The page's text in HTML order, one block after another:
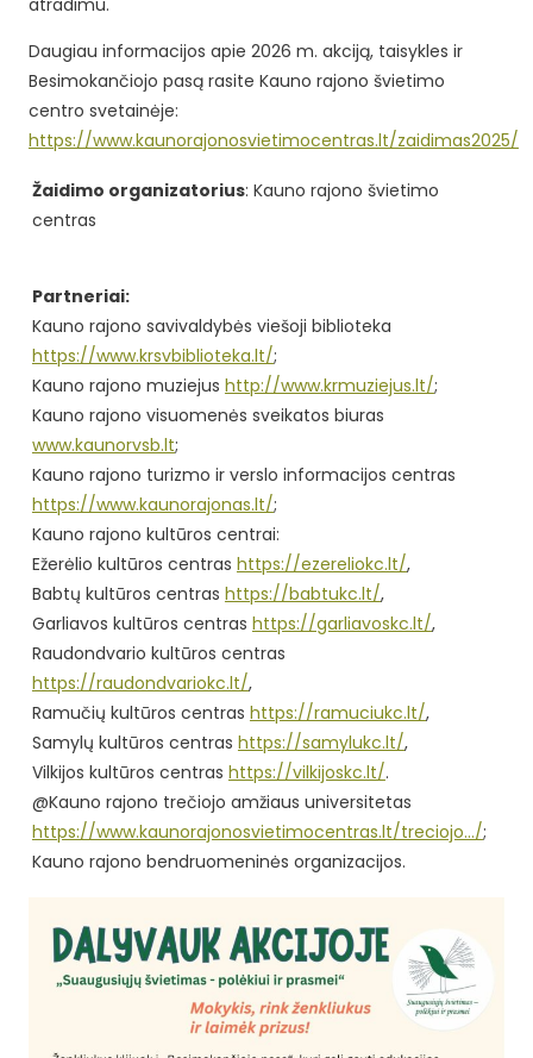
atradimu.
Daugiau informacijos apie 2026 m. akciją, taisykles ir
Besimokančiojo pasą rasite Kauno rajono švietimo
centro svetainėje:
https://www.kaunorajonosvietimocentras.lt/zaidimas2025/
Žaidimo organizatorius: Kauno rajono švietimo
centras
Partneriai:
Kauno rajono savivaldybės viešoji biblioteka
https://www.krsvbiblioteka.lt/;
Kauno rajono muziejus http://www.krmuziejus.lt/;
Kauno rajono visuomenės sveikatos biuras
www.kaunorvsb.lt;
Kauno rajono turizmo ir verslo informacijos centras
https://www.kaunorajonas.lt/;
Kauno rajono kultūros centrai:
Ežerėlio kultūros centras https://ezereliokc.lt/,
Babtų kultūros centras https://babtukc.lt/,
Garliavos kultūros centras https://garliavoskc.lt/,
Raudondvario kultūros centras
https://raudondvariokc.lt/,
Ramučių kultūros centras https://ramuciukc.lt/,
Samylų kultūros centras https://samylukc.lt/,
Vilkijos kultūros centras https://vilkijoskc.lt/.
@Kauno rajono trečiojo amžiaus universitetas
https://www.kaunorajonosvietimocentras.lt/treciojo…/;
Kauno rajono bendruomeninės organizacijos.